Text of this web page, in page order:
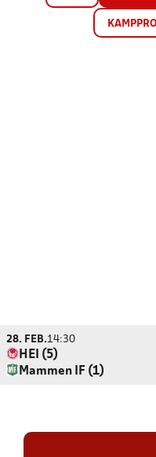
28. FEB.14:30
HEI (5)
Mammen IF (1)